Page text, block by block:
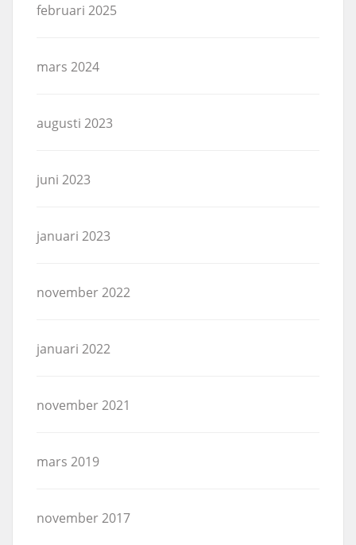
februari 2025
mars 2024
augusti 2023
juni 2023
januari 2023
november 2022
januari 2022
november 2021
mars 2019
november 2017